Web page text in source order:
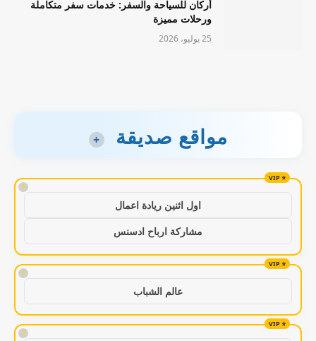
أركان للسياحة والسفر: خدمات سفر متكاملة
ورحلات مميزة
25 يوليو، 2026
مواقع صديقة +
!
اول اثنين ريادة اعمال
مشاركة ارباح ادسنس
!
عالم الشباب
!